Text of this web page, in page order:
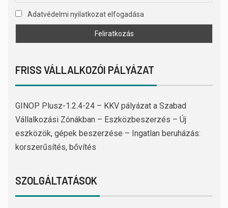
Adatvédelmi nyilatkozat elfogadása
FRISS VÁLLALKOZÓI PÁLYÁZAT
GINOP Plusz-1.2.4-24 – KKV pályázat a Szabad
Vállalkozási Zónákban – Eszközbeszerzés – Új
eszközök, gépek beszerzése – Ingatlan beruházás:
korszerűsítés, bővítés
SZOLGÁLTATÁSOK